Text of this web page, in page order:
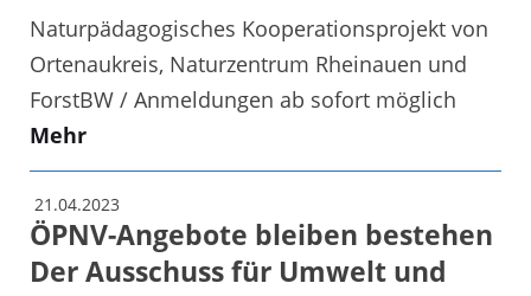
Naturpädagogisches Kooperationsprojekt von
Ortenaukreis, Naturzentrum Rheinauen und
ForstBW / Anmeldungen ab sofort möglich
Mehr
21.04.2023
ÖPNV-Angebote bleiben bestehen
Der Ausschuss für Umwelt und